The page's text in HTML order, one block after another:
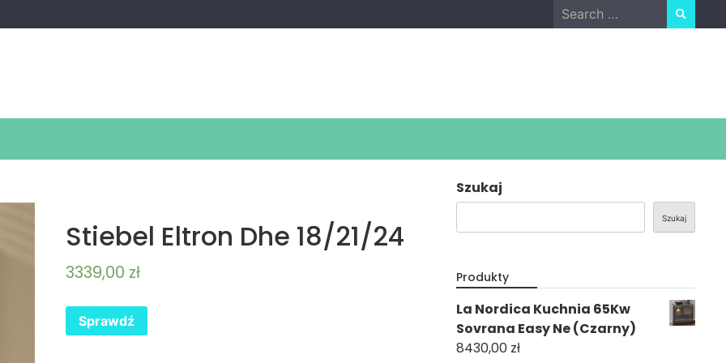
Search
for:
Stiebel Eltron Dhe 18/21/24
3339,00 zł
Sprawdź
Szukaj
Szukaj
Produkty
La Nordica Kuchnia 65Kw
Sovrana Easy Ne (Czarny)
8430,00 zł